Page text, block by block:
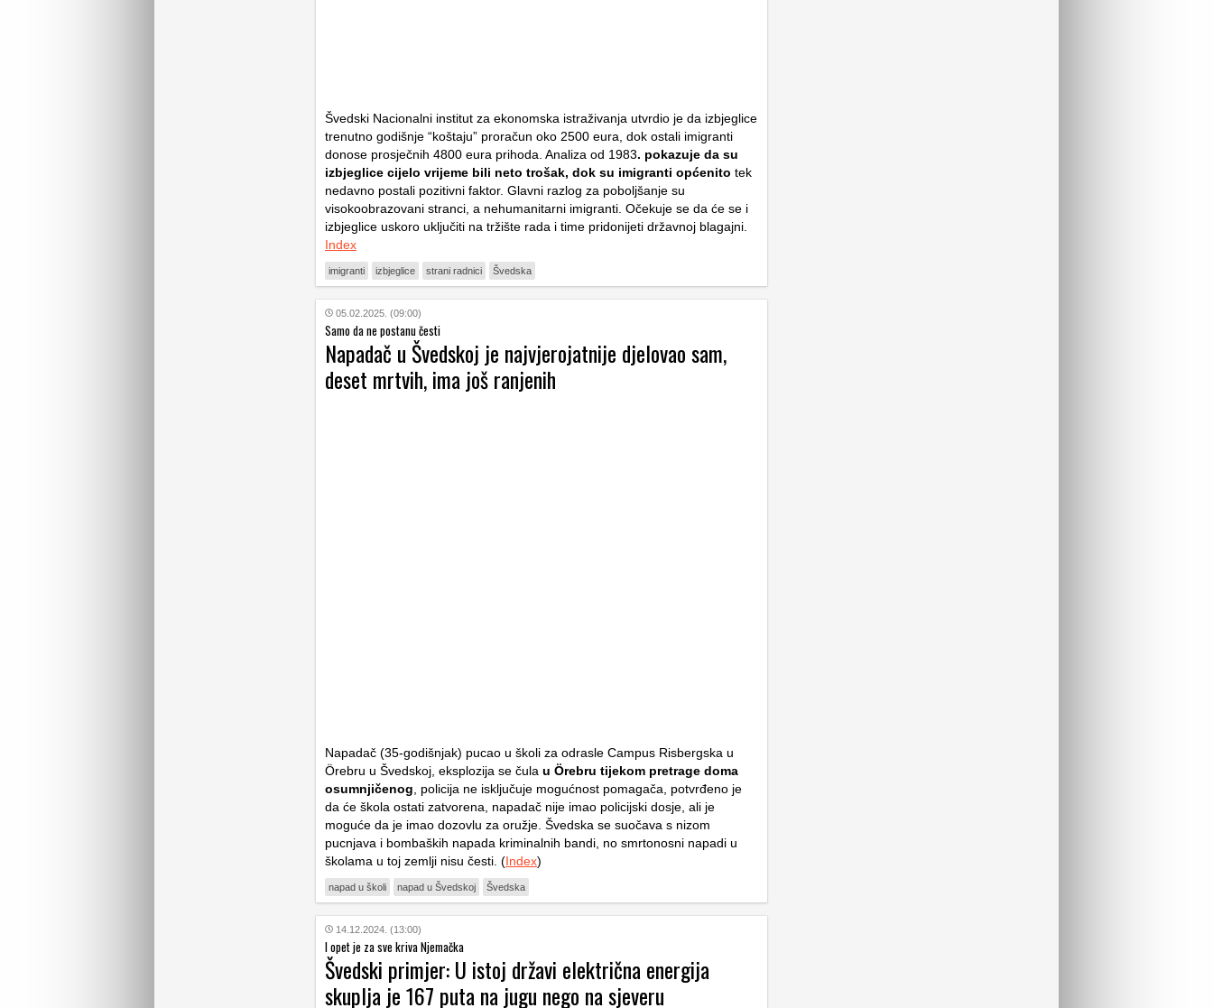
Švedski Nacionalni institut za ekonomska istraživanja utvrdio je da izbjeglice
trenutno godišnje “koštaju” proračun oko 2500 eura, dok ostali imigranti
donose prosječnih 4800 eura prihoda. Analiza od 1983. pokazuje da su
izbjeglice cijelo vrijeme bili neto trošak, dok su imigranti općenito tek
nedavno postali pozitivni faktor. Glavni razlog za poboljšanje su
visokoobrazovani stranci, a nehumanitarni imigranti. Očekuje se da će se i
izbjeglice uskoro uključiti na tržište rada i time pridonijeti državnoj blagajni.
Index
imigranti izbjeglice strani radnici Švedska
05.02.2025. (09:00)
Samo da ne postanu česti
Napadač u Švedskoj je najvjerojatnije djelovao sam,
deset mrtvih, ima još ranjenih
Napadač (35-godišnjak) pucao u školi za odrasle Campus Risbergska u
Örebru u Švedskoj, eksplozija se čula u Örebru tijekom pretrage doma
osumnjičenog , policija ne isključuje mogućnost pomagača, potvrđeno je
da će škola ostati zatvorena, napadač nije imao policijski dosje, ali je
moguće da je imao dozovlu za oružje. Švedska se suočava s nizom
pucnjava i bombaških napada kriminalnih bandi, no smrtonosni napadi u
školama u toj zemlji nisu česti. (Index)
napad u školi napad u Švedskoj Švedska
14.12.2024. (13:00)
I opet je za sve kriva Njemačka
Švedski primjer: U istoj državi električna energija
skuplja je 167 puta na jugu nego na sjeveru